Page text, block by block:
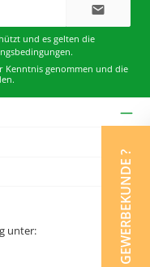
und es gelten die
.
Kenntnis genommen und die
unter: GEWERBEKUNDE ?